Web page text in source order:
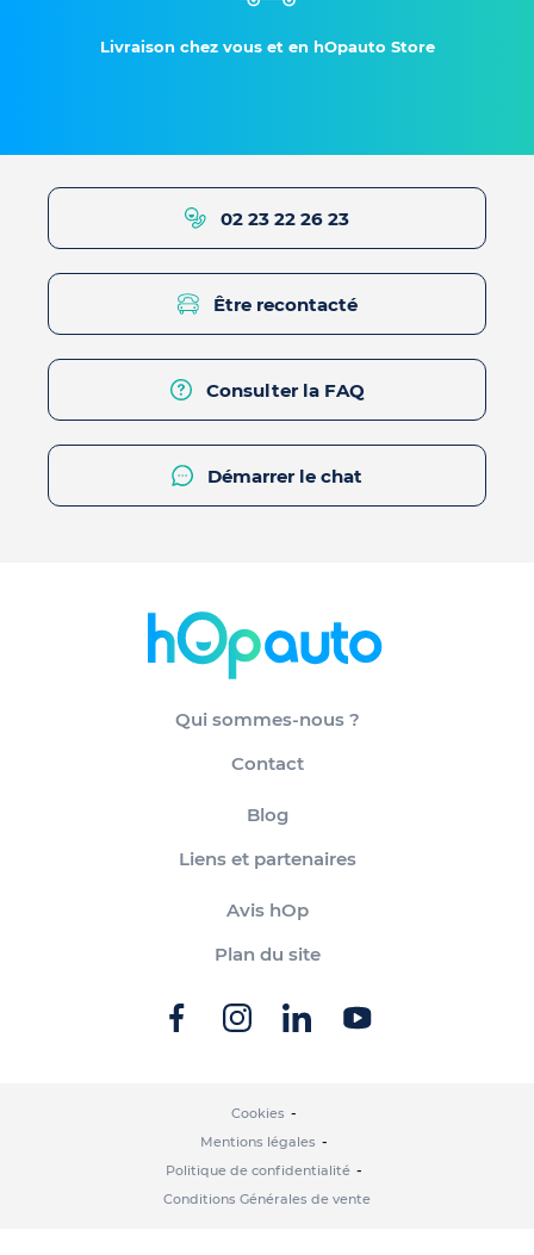
Livraison chez vous et en hOpauto Store
02 23 22 26 23
Être recontacté
Consulter la FAQ
Démarrer le chat
Qui sommes-nous ?
Contact
Blog
Liens et partenaires
Avis hOp
Plan du site
Cookies
Mentions légales
Politique de confidentialité
Conditions Générales de vente